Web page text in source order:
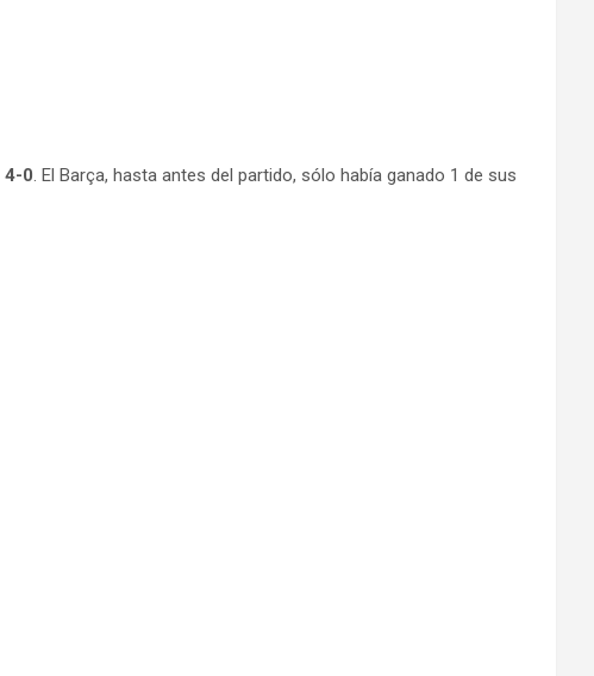
4-0. El Barça, hasta antes del partido, sólo había ganado 1 de sus